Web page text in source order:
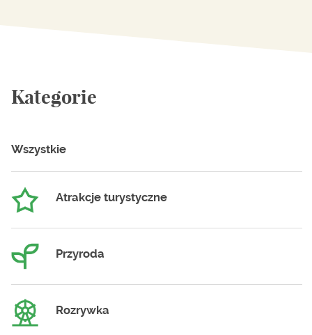
Kategorie
Wszystkie
Atrakcje turystyczne
Przyroda
Rozrywka